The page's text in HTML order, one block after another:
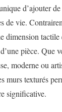
d’ajouter
de vie.
dimension
pièce. Que
moderne ou
murs texturés
significative.